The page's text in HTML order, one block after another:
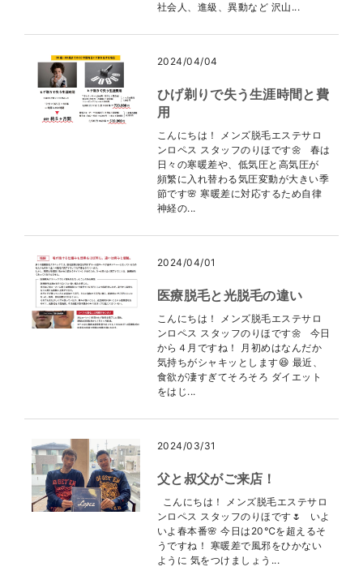
社会人、進級、異動など 沢山...
2024/04/04
ひげ剃りで失う生涯時間と費
用
こんにちは！ メンズ脱毛エステサロ
ンロペス スタッフのりほです🌼 春は
日々の寒暖差や、低気圧と高気圧が
頻繁に入れ替わる気圧変動が大きい季
節です🌸 寒暖差に対応するため自律
神経の...
2024/04/01
医療脱毛と光脱毛の違い
こんにちは！ メンズ脱毛エステサロ
ンロペス スタッフのりほです🌼 今日
から４月ですね！ 月初めはなんだか
気持ちがシャキッとします😆 最近、
食欲が凄すぎてそろそろ ダイエット
をはじ...
2024/03/31
父と叔父がご来店！
こんにちは！ メンズ脱毛エステサロ
ンロペス スタッフのりほです🌷 いよ
いよ春本番🌸 今日は20℃を超えるそ
うですね！ 寒暖差で風邪をひかない
ように 気をつけましょう...